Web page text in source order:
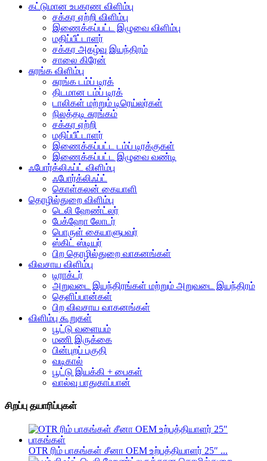
கட்டுமான உபகரண விளிம்பு
சக்கர ஏற்றி விளிம்பு
இணைக்கப்பட்ட இழுவை விளிம்பு
மதிப்பீட்டாளர்
சக்கர அகழ்வு இயந்திரம்
சாலை கிரேன்
சுரங்க விளிம்பு
சுரங்க டம்ப் டிரக்
திடமான டம்ப் டிரக்
டாலிகள் மற்றும் டிரெய்லர்கள்
நிலத்தடி சுரங்கம்
சக்கர ஏற்றி
மதிப்பீட்டாளர்
இணைக்கப்பட்ட டம்ப் டிரக்குகள்
இணைக்கப்பட்ட இழுவை வண்டி
ஃபோர்க்லிஃப்ட் விளிம்பு
ஃபோர்க்லிஃப்ட்
கொள்கலன் கையாளி
தொழில்துறை விளிம்பு
டெலி ஹேண்ட்லர்
பேக்ஹோ லோடர்
பொருள் கையாளுபவர்
ஸ்கிட் ஸ்டியர்
பிற தொழில்துறை வாகனங்கள்
விவசாய விளிம்பு
டிராக்டர்
அறுவடை இயந்திரங்கள் மற்றும் அறுவடை இயந்திரம்
தெளிப்பான்கள்
பிற விவசாய வாகனங்கள்
விளிம்பு கூறுகள்
பூட்டு வளையம்
மணி இருக்கை
பின்புறப் பகுதி
வடிகால்
பூட்டு இயக்கி + பைகள்
வால்வு பாதுகாப்பான்
சிறப்பு தயாரிப்புகள்
OTR ரிம் பாகங்கள் சீனா OEM உற்பத்தியாளர் 25″ ...